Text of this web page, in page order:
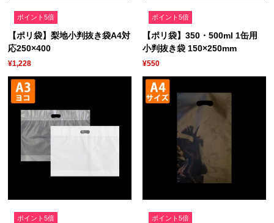
ポイント5倍
【ポリ袋】梨地小判抜き袋A4対
応250×400
¥1,228
ポイント5倍
【ポリ袋】350・500ml 1缶用
小判抜き袋 150×250mm
¥550
ポイント5倍 ポイント5倍